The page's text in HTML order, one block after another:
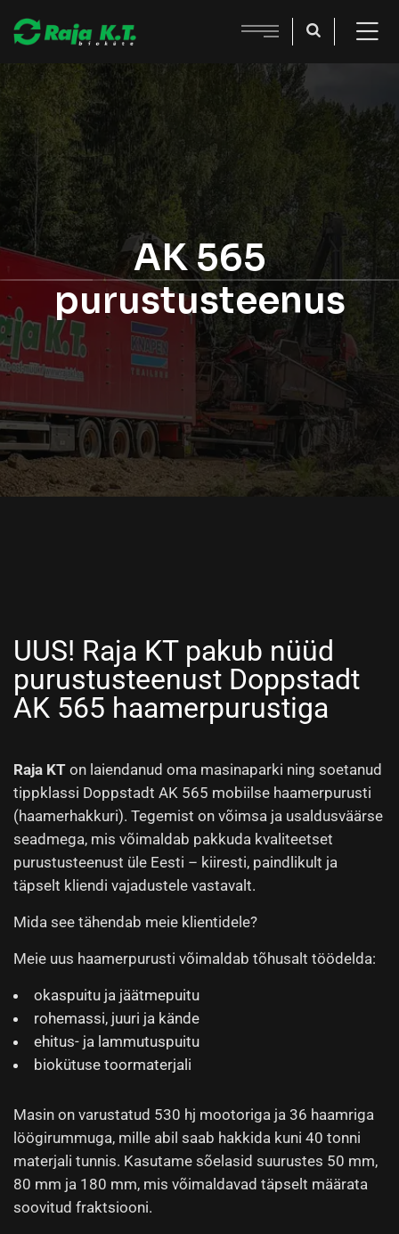
AK 565
purustusteenus
UUS! Raja KT pakub nüüd
purustusteenust Doppstadt
AK 565 haamerpurustiga
Raja KT on laiendanud oma masinaparki ning soetanud
tippklassi Doppstadt AK 565 mobiilse haamerpurusti
(haamerhakkuri). Tegemist on võimsa ja usaldusväärse
seadmega, mis võimaldab pakkuda kvaliteetset
purustusteenust üle Eesti – kiiresti, paindlikult ja
täpselt kliendi vajadustele vastavalt.
Mida see tähendab meie klientidele?
Meie uus haamerpurusti võimaldab tõhusalt töödelda:
okaspuitu ja jäätmepuitu
rohemassi, juuri ja kände
ehitus- ja lammutuspuitu
biokütuse toormaterjali
Masin on varustatud 530 hj mootoriga ja 36 haamriga
löögirummuga, mille abil saab hakkida kuni 40 tonni
materjali tunnis. Kasutame sõelasid suurustes 50 mm,
80 mm ja 180 mm, mis võimaldavad täpselt määrata
soovitud fraktsiooni.